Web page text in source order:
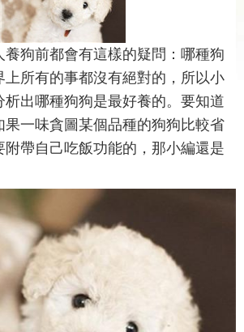
養狗前都會有這樣的疑問：哪種狗
上所有的事都沒有絕對的，所以小
析出哪種狗狗是最好養的。要知道
果一味貪圖某個品種的狗狗比較省
附帶自己吃飯功能的，那小編還是